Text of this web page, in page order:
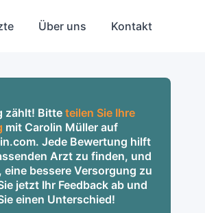
Über uns Kontakt
zählt! Bitte teilen Sie Ihre
mit Carolin Müller auf
Jede Bewertung hilft
Arzt zu finden, und
bessere Versorgung zu
jetzt Ihr Feedback ab und
einen Unterschied!